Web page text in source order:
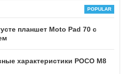
планшет Moto Pad 70 с
характеристики POCO M8